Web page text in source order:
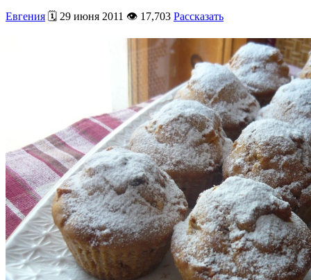
Евгения 🗓️ 29 июня 2011 👁️ 17,703 Рассказать